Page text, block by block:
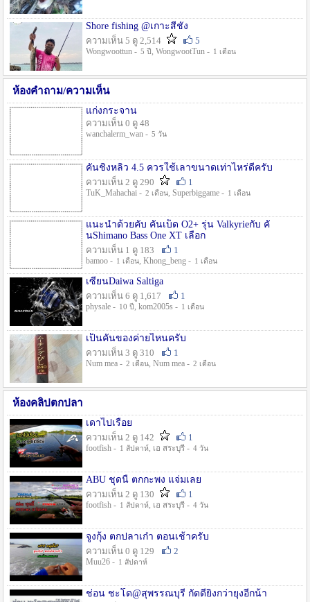
Shore fishing @เกาะสีชัง
ความเห็น 5 ดู 2,514
5
Wongwoottun - 5 ปี , WongwootTun - 1 เดือน
ห้องคำถาม/ความเห็น
แก่งกระจาน
ความเห็น 0 ดู 48
wanchalerm_wan - 5 วัน
คันชิงหลิว 4.5 ควรใช้เลาขนาดเท่าไหร่ดีครับ
ความเห็น 2 ดู 290
1
TuK_Mahachai - 2 เดือน, Superbiggame - 1 เดือน
แนะนำด้วยคับ คันเบ็ด O2+ รุ่น Valkyrieกับ คั
นShimano Bass One XT เลือก
ความเห็น 1 ดู 183
1
bamoo - 1 เดือน, Khong_beng - 1 เดือน
เซียนDaiwa Saltiga
ความเห็น 6 ดู 1,617
1
physale - 10 ปี , kom2005s - 1 เดือน
เป็นคันของค่ายไหนครับ
ความเห็น 3 ดู 310
1
Num mea - 2 เดือน, Num mea - 2 เดือน
ห้องคลิปตกปลา
เดาไปเรื่อย
ความเห็น 2 ดู 142
1
footfish - 1 สัปดาห์, เอ สระบุรี - 4 วัน
ABU ชุดนี้ ตกกะพง แจ่มเลย
ความเห็น 2 ดู 130
1
footfish - 1 สัปดาห์, เอ สระบุรี - 4 วัน
จูงกุ้ง ตกปลาเก๋า ตอนเช้าครับ
ความเห็น 0 ดู 129
2
Muu26 - 1 สัปดาห์
ช่อน ชะโด@สุพรรณบุรี กัดดียิ่งกว่ายุงอีกน้า